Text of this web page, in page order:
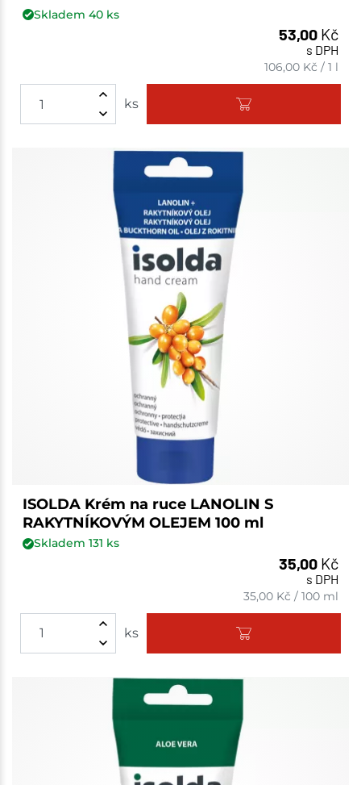
Skladem 40ks
53,00 Kč
s DPH
106,00 Kč /1 l
ks
ISOLDA Krém na ruce LANOLIN S
RAKYTNÍKOVÝM OLEJEM 100 ml
Skladem 131 ks
35,00 Kč
s DPH
35,00 Kč /100 ml
ks